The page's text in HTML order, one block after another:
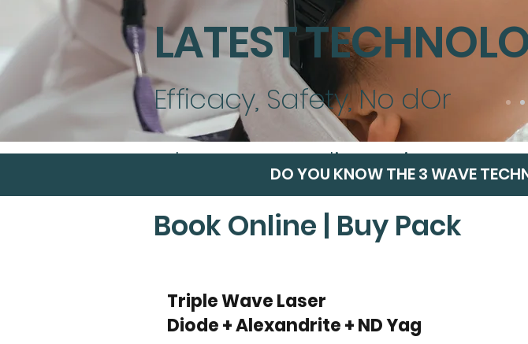
LATEST
Efficacy, Safety, No dOr
Cheapest Online Price
Book Online | Buy Pack
DO YOU KNOW THE 3 WAVE
Triple Wave Laser
Diode + Alexandrite + ND Yag